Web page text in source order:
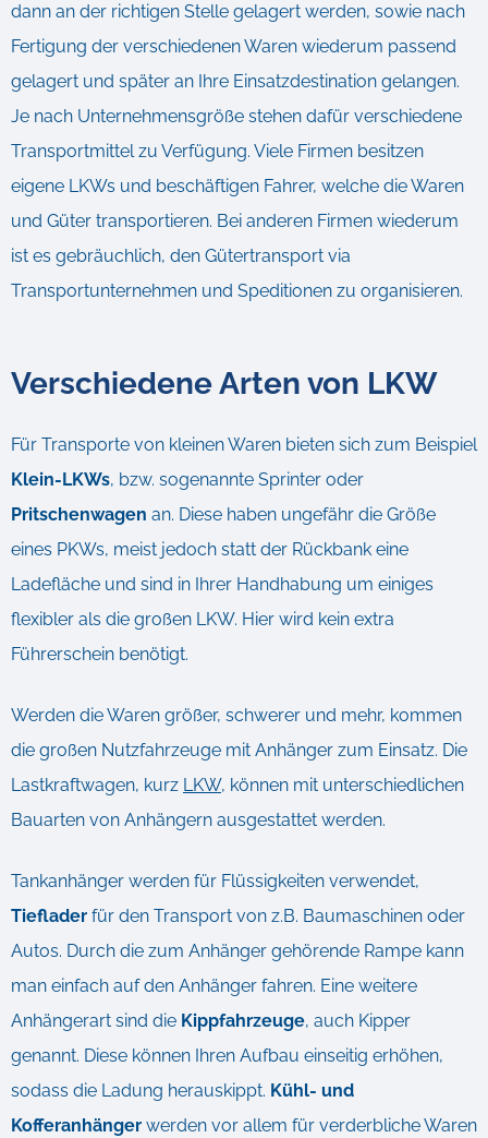
dann an der richtigen Stelle gelagert werden, sowie nach
Fertigung der verschiedenen Waren wiederum passend
gelagert und später an Ihre Einsatzdestination gelangen.
Je nach Unternehmensgröße stehen dafür verschiedene
Transportmittel zu Verfügung. Viele Firmen besitzen
eigene LKWs und beschäftigen Fahrer, welche die Waren
und Güter transportieren. Bei anderen Firmen wiederum
ist es gebräuchlich, den Gütertransport via
Transportunternehmen und Speditionen zu organisieren.
Verschiedene Arten von LKW
Für Transporte von kleinen Waren bieten sich zum Beispiel
Klein-LKWs, bzw. sogenannte Sprinter oder
Pritschenwagen an. Diese haben ungefähr die Größe
eines PKWs, meist jedoch statt der Rückbank eine
Ladefläche und sind in Ihrer Handhabung um einiges
flexibler als die großen LKW. Hier wird kein extra
Führerschein benötigt.
Werden die Waren größer, schwerer und mehr, kommen
die großen Nutzfahrzeuge mit Anhänger zum Einsatz. Die
Lastkraftwagen, kurz LKW, können mit unterschiedlichen
Bauarten von Anhängern ausgestattet werden.
Tankanhänger werden für Flüssigkeiten verwendet,
Tieflader für den Transport von z.B. Baumaschinen oder
Autos. Durch die zum Anhänger gehörende Rampe kann
man einfach auf den Anhänger fahren. Eine weitere
Anhängerart sind die Kippfahrzeuge, auch Kipper
genannt. Diese können Ihren Aufbau einseitig erhöhen,
sodass die Ladung herauskippt. Kühl- und
Kofferanhänger werden vor allem für verderbliche Waren